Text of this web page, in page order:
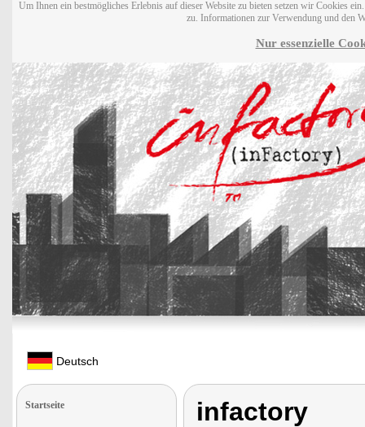
Um Ihnen ein bestmögliches Erlebnis auf dieser Website zu bieten setzen wir Cookies
zu. Informationen zur Verwendung und den
Nur essenzielle
Deutsch
Startseite infactory